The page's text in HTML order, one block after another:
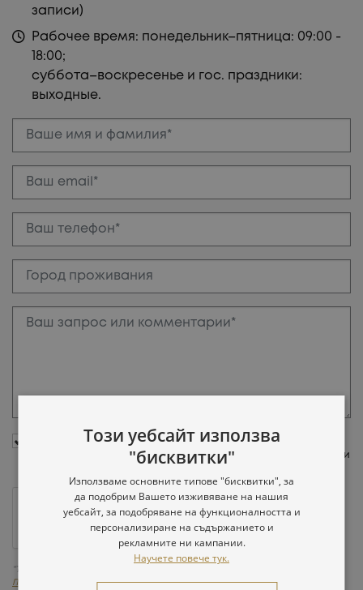
Желаю подписаться на информационный бюллетень с
новостями, обновлениями проектов и специальными
предложениями строительной и девелоперской компании
ТАСКОВ & СТОЯНОВ.
“Тасков и Стоянов” ООО защищает ваши личные данные и следует
Политике конфиденциальностив соответствии с требованиями
записи)
Рабочее время: понедельник–пятница: 09:00 -
18:00;
суббота–воскресенье и гос. праздники:
выходные.
Този уебсайт използва
"бисквитки"
Използваме основните типове "бисквитки", за
да подобрим Вашето изживяване на нашия
уебсайт, за подобряване на функционалността и
персонализиране на съдържанието и
рекламните ни кампании.
Научете повече тук.